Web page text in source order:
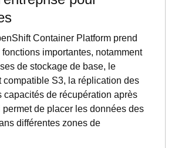
Container Platform prend
importantes, notamment
de stockage de base, le
compatible S3, la réplication des
capacités de récupération après
permet de placer les données des
différentes zones de